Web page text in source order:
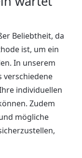
Beliebtheit, da
ist, um ein
In unserem
verschiedene
individuellen
Zudem
mögliche